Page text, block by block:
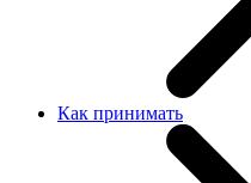
Как принимать